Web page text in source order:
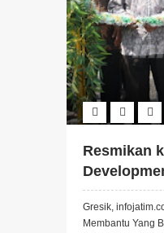
Resmikan
Gresik,
Membantu Yang